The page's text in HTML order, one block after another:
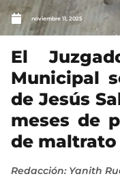
noviembre 11, 2025
El
Municipal
de Jesús
meses de
de
Redacción: Yanith